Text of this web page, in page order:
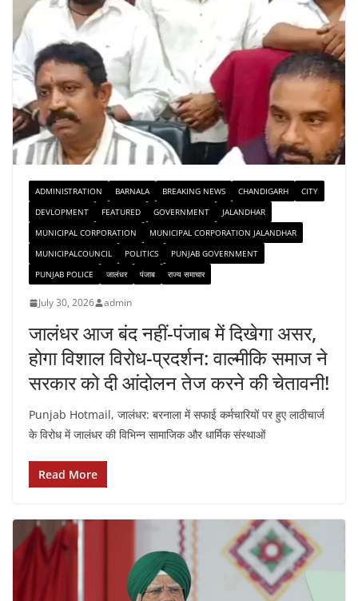
ADMINISTRATION BARNALA BREAKING NEWS CHANDIGARH
CITY
DEVLOPMENT
FEATURED GOVERNMENT
JALANDHAR
MUNICIPAL CORPORATION
MUNICIPAL CORPORATION JALANDHAR
MUNICIPALCOUNCIL
POLITICS
PUNJAB GOVERNMENT
PUNJAB POLICE
जालंधर पंजाब राज्य समाचार
July 30, 2026 admin
जालंधर आज बंद नहीं-पंजाब में दिखेगा असर,
होगा विशाल विरोध-प्रदर्शन: वाल्मीकि समाज ने
सरकार को दी आंदोलन तेज करने की चेतावनी!
Punjab Hotmail, जालंधर: बरनाला में सफाई कर्मचारियों पर हुए लाठीचार्ज
के विरोध में जालंधर की विभिन्न सामाजिक और धार्मिक संस्थाओं
Read More